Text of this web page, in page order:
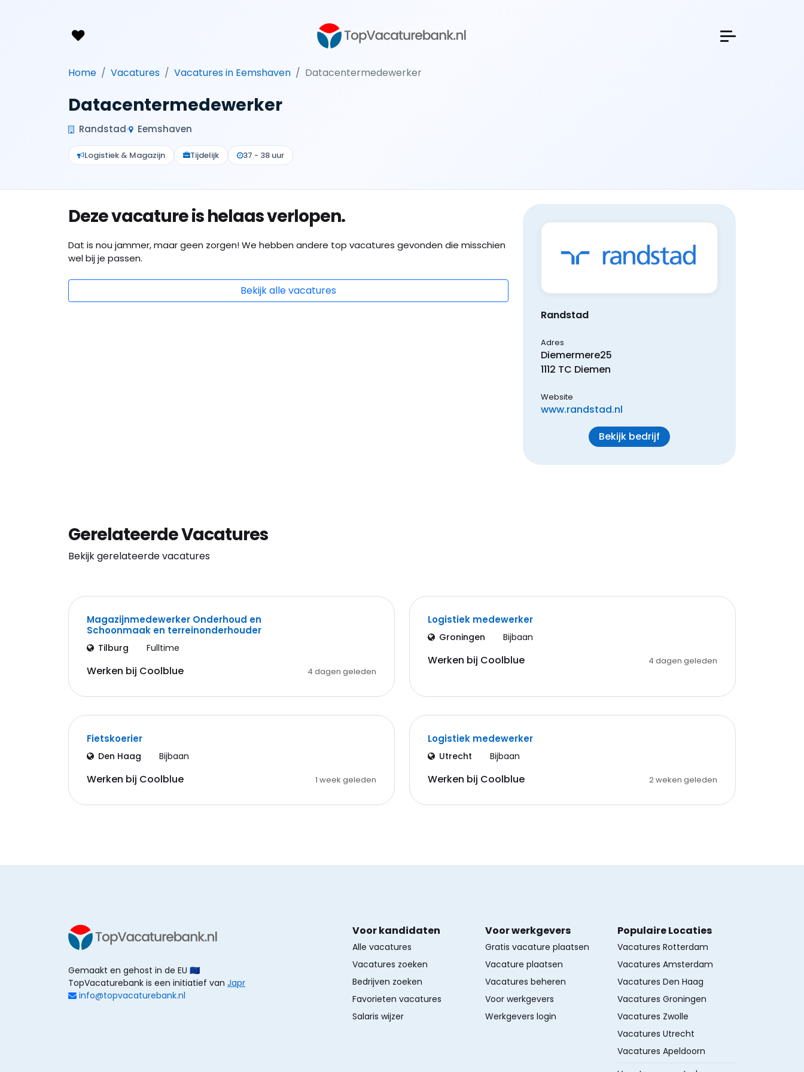
Home Vacatures Vacatures in Eemshaven Datacentermedewerker
Datacentermedewerker
Randstad Eemshaven
Logistiek & Magazijn Tijdelijk 37 - 38 uur
Deze vacature is helaas verlopen.
Dat is nou jammer, maar geen zorgen! We hebben andere top vacatures gevonden die misschien
wel bij je passen.
Bekijk alle vacatures
Randstad
Adres
Diemermere25
1112 TC Diemen
Website
www.randstad.nl
Bekijk bedrijf
Gerelateerde Vacatures
Bekijk gerelateerde vacatures
Magazijnmedewerker Onderhoud en
Schoonmaak en terreinonderhouder
Tilburg Fulltime
Werken bij Coolblue 4 dagen geleden
Logistiek medewerker
Groningen Bijbaan
Werken bij Coolblue 4 dagen geleden
Fietskoerier
Den Haag Bijbaan
Werken bij Coolblue 1 week geleden
Logistiek medewerker
Utrecht Bijbaan
Werken bij Coolblue 2 weken geleden
Gemaakt en gehost in de EU 🇪🇺
TopVacaturebank is een initiatief van Japr
info@topvacaturebank.nl
Voor kandidaten
Alle vacatures
Vacatures zoeken
Bedrijven zoeken
Favorieten vacatures
Salaris wijzer
Voor werkgevers
Gratis vacature plaatsen
Vacature plaatsen
Vacatures beheren
Voor werkgevers
Werkgevers login
Populaire Locaties
Vacatures Rotterdam
Vacatures Amsterdam
Vacatures Den Haag
Vacatures Groningen
Vacatures Zwolle
Vacatures Utrecht
Vacatures Apeldoorn